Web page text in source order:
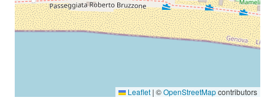
Leaflet | ©OpenStreetMapcontributors